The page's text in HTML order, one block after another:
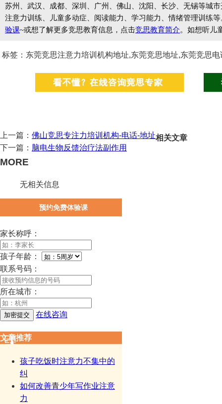
苏州、武汉、成都、深圳、广州、佛山、沈阳、长沙、无锡等城
注意力训练、儿童多动症、阅读能力、学习能力、情绪管理训练
验课~或想了解更多竞思教育信息，点击竞思教育简介。如想听儿
标签：东莞竞思注意力培训机构地址,东莞竞思地址,东莞竞思电
上一篇： 佛山竞思专注力培训机构-电话-地址
下一篇： 脑电生物反馈治疗法副作用
相关文章
MORE
无相关信息
预约免费体验课
家长称呼：
孩子年龄：
联系号码：
所在城市：
在线咨询
文章推荐
孩子吃饭时注意力不集中的
纠
如何改善青少年写作业注意
力